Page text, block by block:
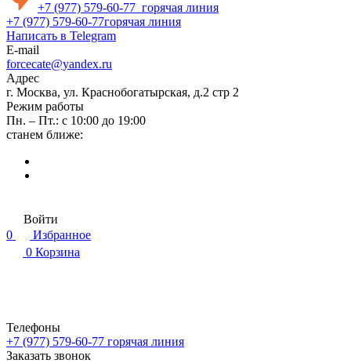
+7 (977) 579-60-77 горячая линия
+7 (977) 579-60-77горячая линия
Написать в Telegram
E-mail
forcecate@yandex.ru
Адрес
г. Москва, ул. Краснобогатырская, д.2 стр 2
Режим работы
Пн. – Пт.: с 10:00 до 19:00
станем ближе:
Войти
0
Избранное
0 Корзина
Телефоны
+7 (977) 579-60-77 горячая линия
Заказать звонок